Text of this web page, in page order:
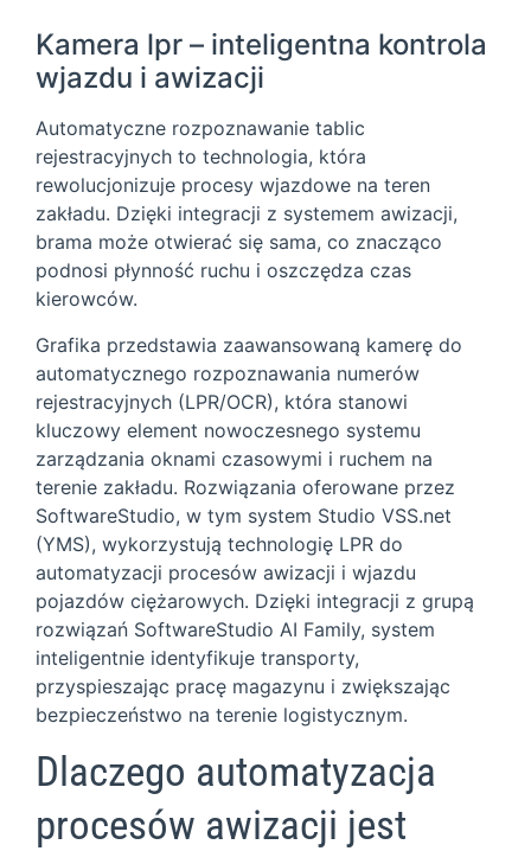
Kamera lpr – inteligentna kontrola
wjazdu i awizacji
Automatyczne rozpoznawanie tablic
rejestracyjnych to technologia, która
rewolucjonizuje procesy wjazdowe na teren
zakładu. Dzięki integracji z systemem awizacji,
brama może otwierać się sama, co znacząco
podnosi płynność ruchu i oszczędza czas
kierowców.
Grafika przedstawia zaawansowaną kamerę do
automatycznego rozpoznawania numerów
rejestracyjnych (LPR/OCR), która stanowi
kluczowy element nowoczesnego systemu
zarządzania oknami czasowymi i ruchem na
terenie zakładu. Rozwiązania oferowane przez
SoftwareStudio, w tym system Studio VSS.net
(YMS), wykorzystują technologię LPR do
automatyzacji procesów awizacji i wjazdu
pojazdów ciężarowych. Dzięki integracji z grupą
rozwiązań SoftwareStudio AI Family, system
inteligentnie identyfikuje transporty,
przyspieszając pracę magazynu i zwiększając
bezpieczeństwo na terenie logistycznym.
Dlaczego automatyzacja
procesów awizacji jest